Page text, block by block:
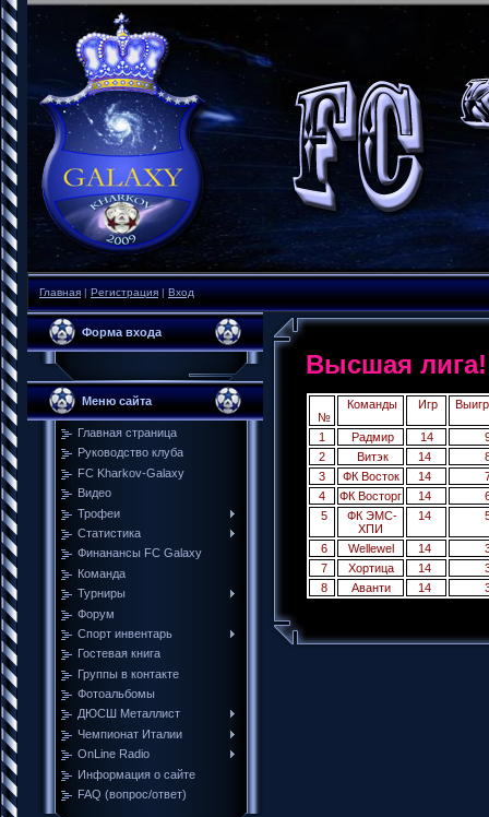
Главная|Регистрация|Вход
Форма входа
Меню сайта
Главная страница
Руководство клуба
FC Kharkov-Galaxy
Видео
Трофеи
Cтатистика
Финанансы FC Galaxy
Команда
Турниры
Форум
Спорт инвентарь
Гостевая книга
Группы в контакте
Фотоальбомы
ДЮСШ Металлист
Чемпионат Италии
ОnLine Radio
Информация о сайте
FAQ (вопрос/ответ)
Высшая
№
Команды Игр
1 Радмир 14
2
Витэк 14
3
ФК Восток 14
4
ФК Восторг 14
5
ФК ЭМС-
ХПИ
14
6 Wellewel 14
7
Хортица 14
8
Аванти 14